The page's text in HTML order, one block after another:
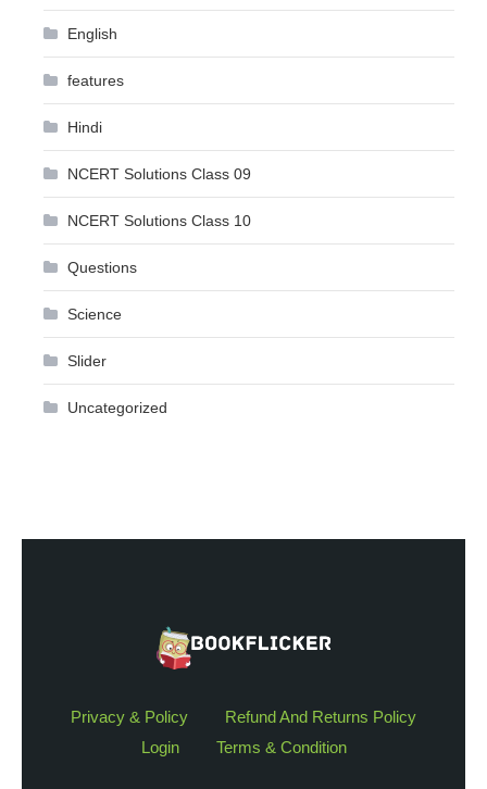
English
features
Hindi
NCERT Solutions Class 09
NCERT Solutions Class 10
Questions
Science
Slider
Uncategorized
Privacy & Policy
Refund And Returns Policy
Login
Terms & Condition